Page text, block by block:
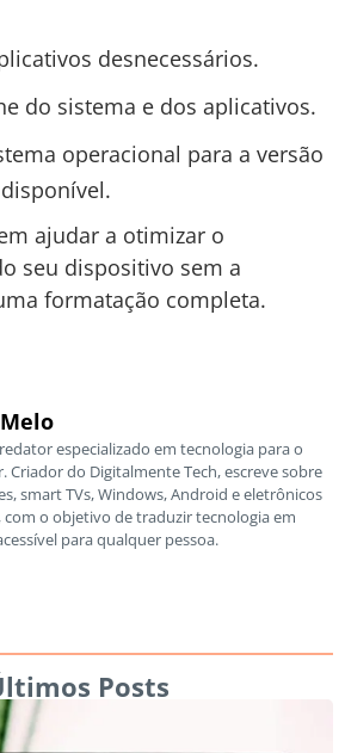
desnecessários.
do sistema e dos aplicativos.
operacional para a versão
ajudar a otimizar o
seu dispositivo sem a
formatação completa.
especializado em tecnologia para o
Criador do Digitalmente Tech, escreve sobre
smart TVs, Windows, Android e eletrônicos
com o objetivo de traduzir tecnologia em
para qualquer pessoa.
Posts